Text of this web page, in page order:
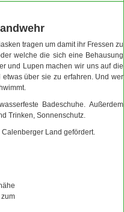
tragen um damit ihr Fressen zu
welche die sich eine Behausung
und Lupen machen wir uns auf die
über sie zu erfahren. Und wer
Badeschuhe. Außerdem
Trinken, Sonnenschutz.
Land gefördert.